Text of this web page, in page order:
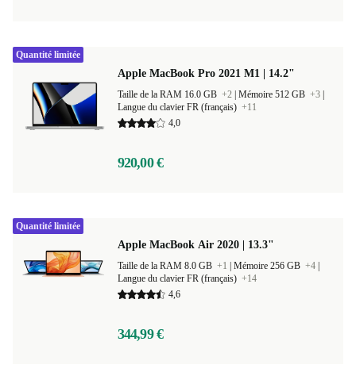
Apple MacBook Pro 2021 M1 | 14.2"
Taille de la RAM 16.0 GB +2 Mémoire 512 GB +3
Langue du clavier FR (français) +11
4,0
920,00 €
Quantité limitée
Apple MacBook Air 2020 | 13.3"
Taille de la RAM 8.0 GB +1 Mémoire 256 GB +4
Langue du clavier FR (français) +14
4,6
344,99 €
Quantité limitée